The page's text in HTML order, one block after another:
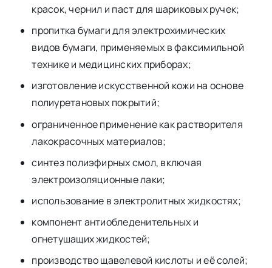
красок, чернил и паст для шариковых ручек;
пропитка бумаги для электрохимических
видов бумаги, применяемых в факсимильной
технике и медицинских приборах;
изготовление искусственной кожи на основе
полиуретановых покрытий;
ограниченное применение как растворителя
лакокрасочных материалов;
синтез полиэфирных смол, включая
электроизоляционные лаки;
использование в электролитных жидкостях;
компонент антиобледенительных и
огнетушащих жидкостей;
производство щавелевой кислоты и её солей;